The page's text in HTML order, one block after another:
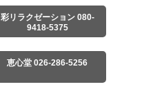
彩リラクゼーション 080-
9418-5375
恵心堂 026-286-5256